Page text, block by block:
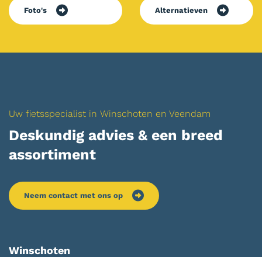
Foto's Alternatieven
Uw fietsspecialist in Winschoten en Veendam
Deskundig advies & een breed
assortiment
Neem contact met ons op
Winschoten